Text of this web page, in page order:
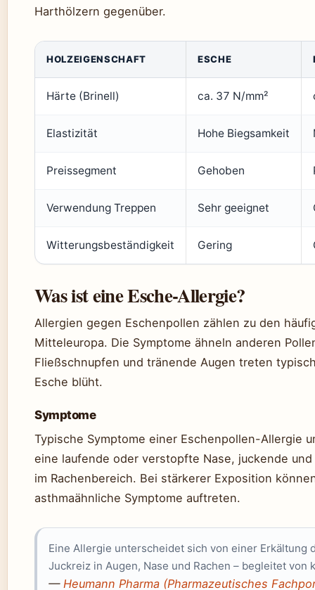
Harthölzern gegenüber.
HOLZEIGENSCHAFT ESCHE
Härte (Brinell) ca. 37 N/mm²
Elastizität Hohe Biegsamkeit
Preissegment Gehoben
Verwendung Treppen Sehr geeignet
Witterungsbeständigkeit Gering
Was ist eine Esche-Allergie?
Allergien gegen Eschenpollen zählen zu den
Mitteleuropa. Die Symptome ähneln anderen
Fließschnupfen und tränende Augen treten
Esche blüht.
Symptome
Typische Symptome einer Eschenpollen-Allergie
eine laufende oder verstopfte Nase, juckende
im Rachenbereich. Bei stärkerer Exposition
asthmaähnliche Symptome auftreten.
Eine Allergie unterscheidet sich von einer Erkältung
Juckreiz in Augen, Nase und Rachen – begleitet von
— Heumann Pharma (Pharmazeutisches